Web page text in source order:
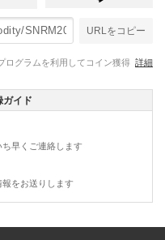
URLをコピー
ログラムを利用してコイン獲得 詳細
ガイド
早くご連絡します
をお送りします